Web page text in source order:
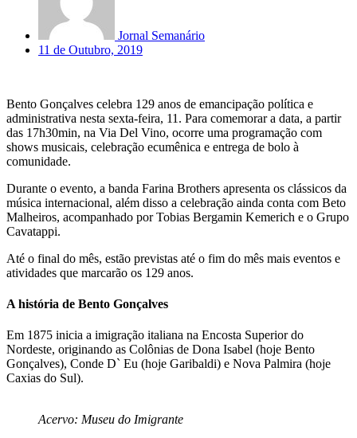
Jornal Semanário
11 de Outubro, 2019
Bento Gonçalves celebra 129 anos de emancipação política e
administrativa nesta sexta-feira, 11. Para comemorar a data, a partir
das 17h30min, na Via Del Vino, ocorre uma programação com
shows musicais, celebração ecumênica e entrega de bolo à
comunidade.
Durante o evento, a banda Farina Brothers apresenta os clássicos da
música internacional, além disso a celebração ainda conta com Beto
Malheiros, acompanhado por Tobias Bergamin Kemerich e o Grupo
Cavatappi.
Até o final do mês, estão previstas até o fim do mês mais eventos e
atividades que marcarão os 129 anos.
A história de Bento Gonçalves
Em 1875 inicia a imigração italiana na Encosta Superior do
Nordeste, originando as Colônias de Dona Isabel (hoje Bento
Gonçalves), Conde D` Eu (hoje Garibaldi) e Nova Palmira (hoje
Caxias do Sul).
Acervo: Museu do Imigrante